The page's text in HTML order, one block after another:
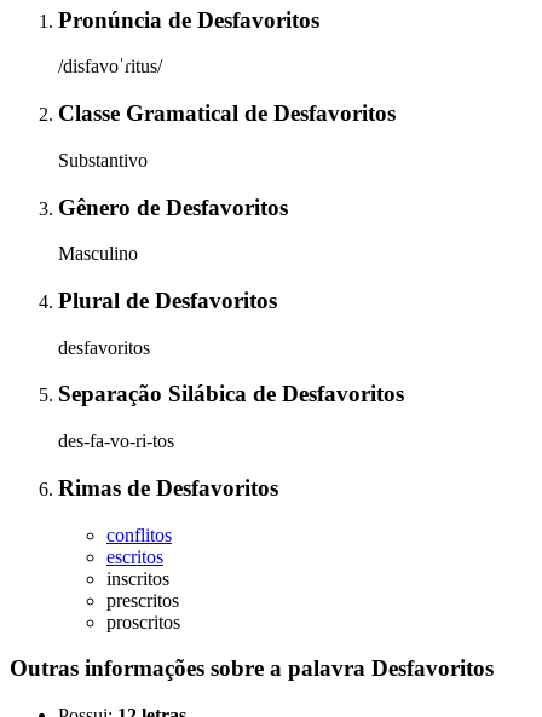
Pronúncia de Desfavoritos
/disfavoˈɾitus/
Classe Gramatical de Desfavoritos
Substantivo
Gênero de Desfavoritos
Masculino
Plural de Desfavoritos
desfavoritos
Separação Silábica de Desfavoritos
des-fa-vo-ri-tos
Rimas de Desfavoritos
conflitos
escritos
inscritos
prescritos
proscritos
Outras informações sobre a palavra Desfavoritos